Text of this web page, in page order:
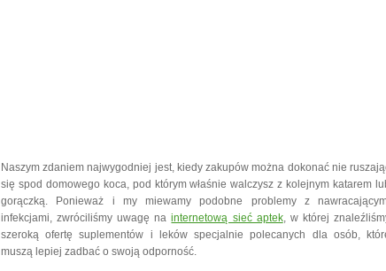
Naszym zdaniem najwygodniej jest, kiedy zakupów można dokonać nie
się spod domowego koca, pod którym właśnie walczysz z kolejnym katarem
gorączką. Ponieważ i my miewamy podobne problemy z
infekcjami, zwróciliśmy uwagę nainternetową sieć aptek, w której
szeroką ofertę suplementów i leków specjalnie polecanych dla osób,
muszą lepiej zadbać o swoją odporność.